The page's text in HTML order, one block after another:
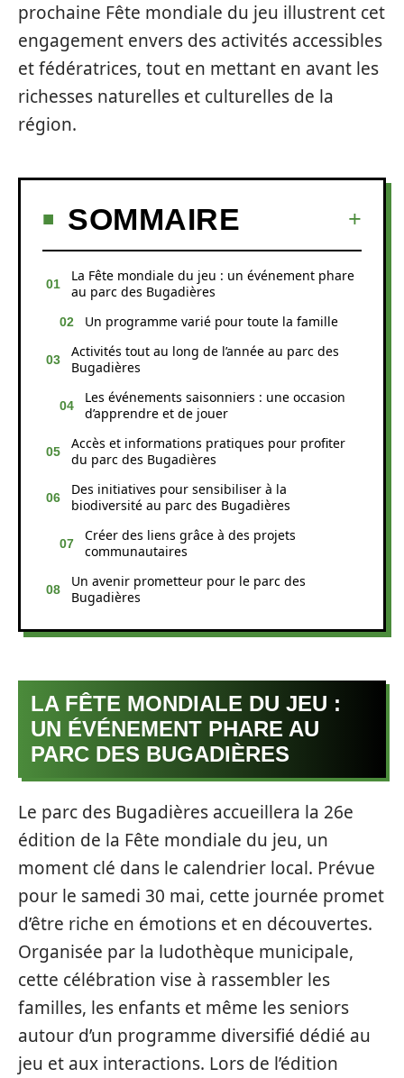
prochaine Fête mondiale du jeu illustrent cet
engagement envers des activités accessibles
et fédératrices, tout en mettant en avant les
richesses naturelles et culturelles de la
région.
SOMMAIRE
La Fête mondiale du jeu : un événement phare
au parc des Bugadières
Un programme varié pour toute la famille
Activités tout au long de l’année au parc des
Bugadières
Les événements saisonniers : une occasion
d’apprendre et de jouer
Accès et informations pratiques pour profiter
du parc des Bugadières
Des initiatives pour sensibiliser à la
biodiversité au parc des Bugadières
Créer des liens grâce à des projets
communautaires
Un avenir prometteur pour le parc des
Bugadières
LA FÊTE MONDIALE DU JEU :
UN ÉVÉNEMENT PHARE AU
PARC DES BUGADIÈRES
Le parc des Bugadières accueillera la 26e
édition de la Fête mondiale du jeu, un
moment clé dans le calendrier local. Prévue
pour le samedi 30 mai, cette journée promet
d’être riche en émotions et en découvertes.
Organisée par la ludothèque municipale,
cette célébration vise à rassembler les
familles, les enfants et même les seniors
autour d’un programme diversifié dédié au
jeu et aux interactions. Lors de l’édition